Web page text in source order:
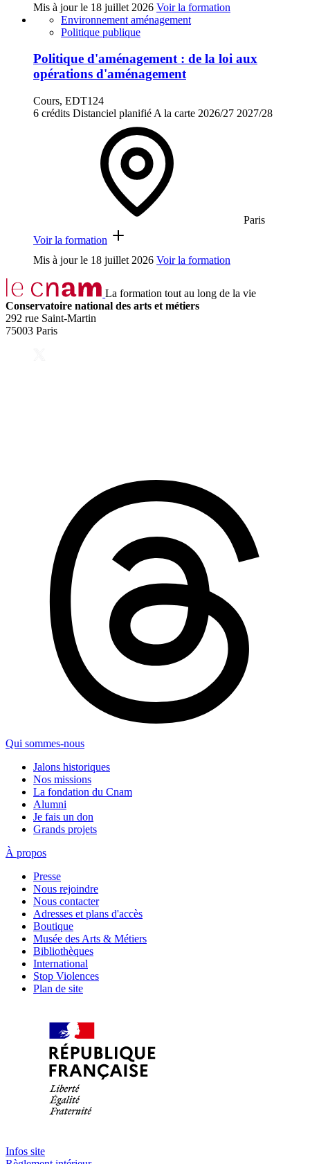
Mis à jour le 18 juillet 2026 Voir la formation
Environnement aménagement
Politique publique
Politique d'aménagement : de la loi aux
opérations d'aménagement
Cours, EDT124
6 crédits Distanciel planifié A la carte 2026/27 2027/28
Paris
Voir la formation
Mis à jour le 18 juillet 2026 Voir la formation
La formation tout au long de la vie
Conservatoire national des arts et métiers
292 rue Saint-Martin
75003 Paris
Qui sommes-nous
Jalons historiques
Nos missions
La fondation du Cnam
Alumni
Je fais un don
Grands projets
À propos
Presse
Nous rejoindre
Nous contacter
Adresses et plans d'accès
Boutique
Musée des Arts & Métiers
Bibliothèques
International
Stop Violences
Plan de site
Infos site